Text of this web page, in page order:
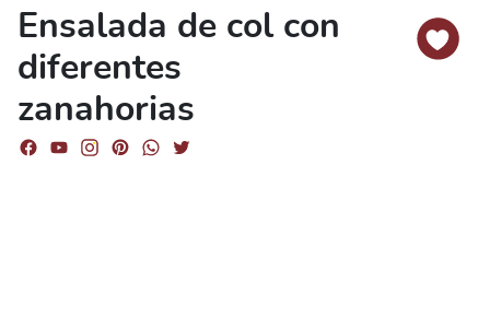
Ensalada de col con
diferentes
zanahorias
Comienza cortando el repollo por